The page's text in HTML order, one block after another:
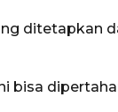
ditetapkan
bisa